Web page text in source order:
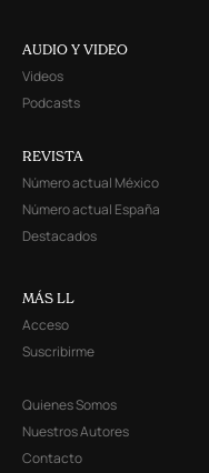
AUDIO Y VIDEO
Videos
Podcasts
REVISTA
Número actual México
Número actual España
Destacados
MÁS LL
Acceso
Suscribirme
Quienes Somos
Nuestros Autores
Contacto